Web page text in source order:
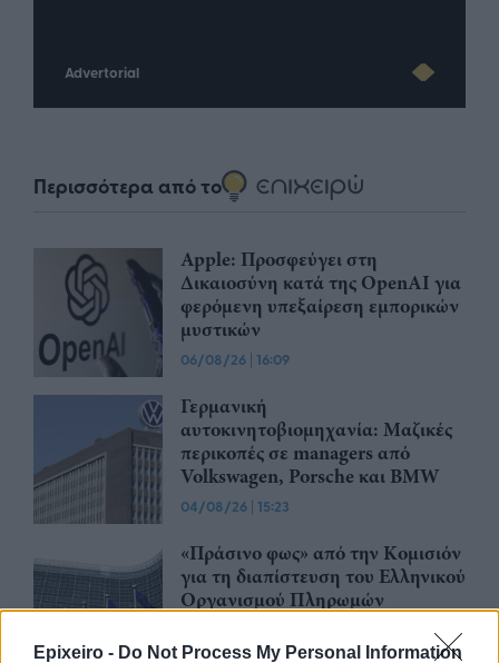
Epixeiro - Do Not Process My Personal Information
Advertorial
Περισσότερα από το
Apple: Προσφεύγει στη
Δικαιοσύνη κατά της OpenAI για
φερόμενη υπεξαίρεση εμπορικών
μυστικών
06/08/26 | 16:09
Γερμανική
αυτοκινητοβιομηχανία: Μαζικές
περικοπές σε managers από
Volkswagen, Porsche και BMW
04/08/26 | 15:23
«Πράσινο φως» από την Κομισιόν
για τη διαπίστευση του Ελληνικού
Οργανισμού Πληρωμών